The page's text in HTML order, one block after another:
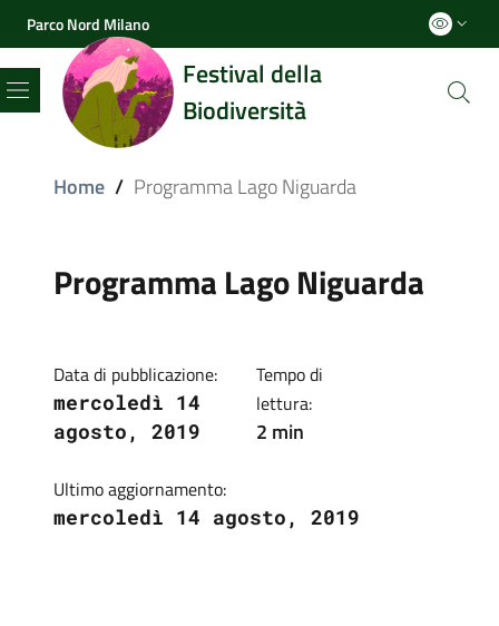
Parco Nord Milano
Festival della
Biodiversità
Menu
Home / Programma Lago Niguarda
Programma Lago Niguarda
Data di pubblicazione:
mercoledì 14
agosto, 2019
Tempo di
lettura:
2 min
Ultimo aggiornamento:
mercoledì 14 agosto, 2019